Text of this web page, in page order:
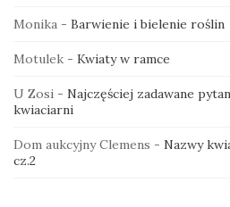
Monika - Barwienie i bielenie roślin
Motulek - Kwiaty w ramce
U Zosi - Najczęściej zadawane
kwiaciarni
Dom aukcyjny Clemens - Nazwy
cz.2